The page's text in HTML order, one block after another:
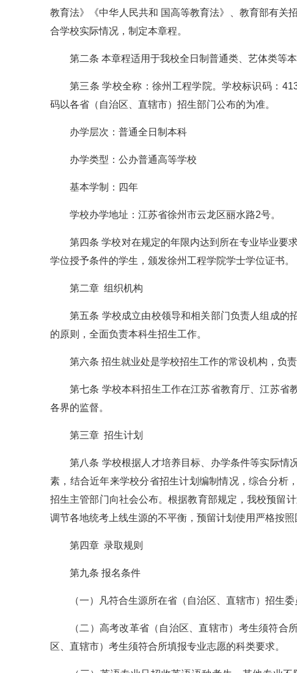
教育法》《中华人民共和 国高等教育法》、教育部有关
合学校实际情况，制定本章程。
第二条 本章程适用于我校全日制普通类、艺体类等本
第三条 学校全称：徐州工程学院。学校标识码：
码以各省（自治区、直辖市）招生部门公布的为准。
办学层次：普通全日制本科
办学类型：公办普通高等学校
基本学制：四年
学校办学地址：江苏省徐州市云龙区丽水路2号。
第四条 学校对在规定的年限内达到所在专业毕业要
学位授予条件的学生，颁发徐州工程学院学士学位证书。
第二章 组织机构
第五条 学校成立由校领导和相关部门负责人组成的
的原则，全面负责本科生招生工作。
第六条 招生就业处是学校招生工作的常设机构，负
第七条 学校本科招生工作在江苏省教育厅、江苏省
各界的监督。
第三章 招生计划
第八条 学校根据人才培养目标、办学条件等实际情
素，结合近年来学校分省招生计划编制情况，综合分析
招生主管部门向社会公布。根据教育部规定，我校预留
调节各地统考上线生源的不平衡，预留计划使用严格按照
第四章 录取规则
第九条 报名条件
（一）凡符合生源所在省（自治区、直辖市）招生
（二）高考改革省（自治区、直辖市）考生须符
区、直辖市）考生须符合所填报专业志愿的科类要求。